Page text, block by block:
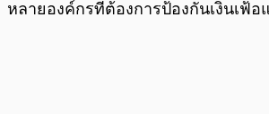
หลายองค์กรที่ต้องการป้องกันเงินเฟ้อ